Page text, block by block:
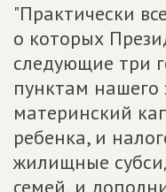
"Практически
о которых
следующие три
пунктам нашего
материнский
ребенка, и
жилищные
семей, и